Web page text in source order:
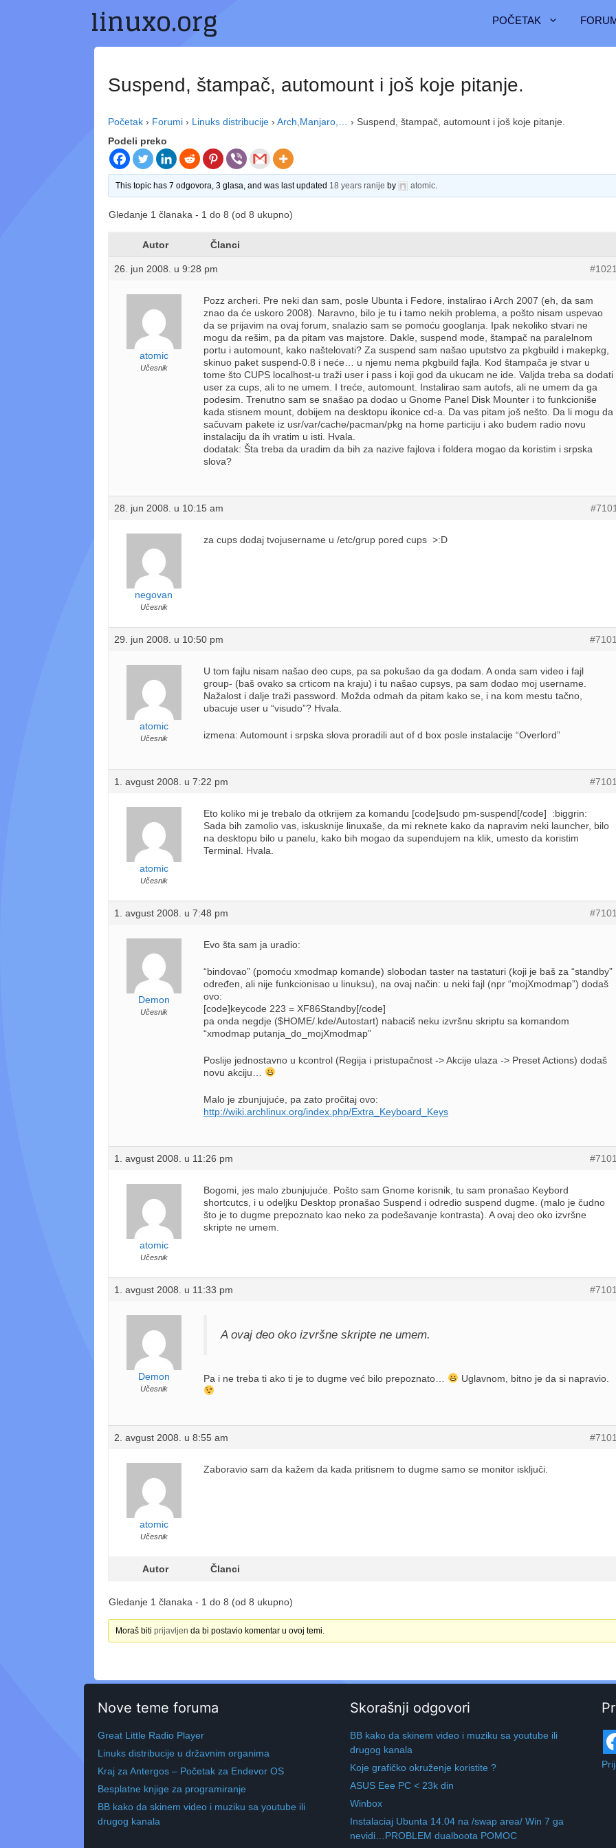
linuxo.org POČETAK
Suspend, štampač, automount i još koje pitanje.
Početak › Forumi › Linuks distribucije › Arch,Manjaro,… › Suspend, štampač, automount i još koje pitanje.
Podeli preko
This topic has 7 odgovora, 3 glasa, and was last updated 18 years ranije by atomic
Gledanje 1 članaka - 1 do 8 (od 8 ukupno)
Autor Članci
26. jun 2008. u 9:28 pm
atomic
Učesnik
Pozz archeri. Pre neki dan sam, posle Ubunta i Fedore, instalirao i Arch 2007 (eh, da sam
znao da će uskoro 2008). Naravno, bilo je tu i tamo nekih problema, a pošto nisam uspevao
da se prijavim na ovaj forum, snalazio sam se pomoću googlanja. Ipak nekoliko stvari ne
mogu da rešim, pa da pitam vas majstore. Dakle, suspend mode, štampač na paralelnom
portu i automount, kako naštelovati? Za suspend sam našao uputstvo za pkgbuild i makepkg,
skinuo paket suspend-0.8 i neće… u njemu nema pkgbuild fajla. Kod štampača je stvar u
tome što CUPS localhost-u traži user i pass i koji god da ukucam ne ide. Valjda treba sa dodati
user za cups, ali to ne umem. I treće, automount. Instalirao sam autofs, ali ne umem da ga
podesim. Trenutno sam se snašao pa dodao u Gnome Panel Disk Mounter i to funkcioniše
kada stisnem mount, dobijem na desktopu ikonice cd-a. Da vas pitam još nešto. Da li mogu da
sačuvam pakete iz usr/var/cache/pacman/pkg na home particiju i ako budem radio novu
instalaciju da ih vratim u isti. Hvala.
dodatak: Šta treba da uradim da bih za nazive fajlova i foldera mogao da koristim i srpska
slova?
28. jun 2008. u 10:15 am
negovan
Učesnik
za cups dodaj tvojusername u /etc/grup pored cups >:D
29. jun 2008. u 10:50 pm
atomic
Učesnik
U tom fajlu nisam našao deo cups, pa sa pokušao da ga dodam. A onda sam video i fajl
group- (baš ovako sa crticom na kraju) i tu našao cupsys, pa sam dodao moj username.
Nažalost i dalje traži password. Možda odmah da pitam kako se, i na kom mestu tačno,
ubacuje user u “visudo”? Hvala.
izmena: Automount i srpska slova proradili aut of d box posle instalacije “Overlord”
1. avgust 2008. u 7:22 pm
atomic
Učesnik
Eto koliko mi je trebalo da otkrijem za komandu [code]sudo pm-suspend[/code] :biggrin:
Sada bih zamolio vas, iskusknije linuxaše, da mi reknete kako da napravim neki launcher, bilo
na desktopu bilo u panelu, kako bih mogao da supendujem na klik, umesto da koristim
Terminal. Hvala.
1. avgust 2008. u 7:48 pm
Demon
Učesnik
Evo šta sam ja uradio:
“bindovao” (pomoću xmodmap komande) slobodan taster na tastaturi (koji je baš za “standby”
određen, ali nije funkcionisao u linuksu), na ovaj način: u neki fajl (npr “mojXmodmap”) dodaš
ovo:
[code]keycode 223 = XF86Standby[/code]
pa onda negdje ($HOME/.kde/Autostart) nabaciš neku izvršnu skriptu sa komandom
“xmodmap putanja_do_mojXmodmap”
Poslije jednostavno u kcontrol (Regija i pristupačnost -> Akcije ulaza -> Preset Actions) dodaš
novu akciju…
Malo je zbunjujuće, pa zato pročitaj ovo:
http://wiki.archlinux.org/index.php/Extra_Keyboard_Keys
1. avgust 2008. u 11:26 pm
atomic
Učesnik
Bogomi, jes malo zbunjujuće. Pošto sam Gnome korisnik, tu sam pronašao Keybord
shortcutcs, i u odeljku Desktop pronašao Suspend i odredio suspend dugme. (malo je čudno
što je to dugme prepoznato kao neko za podešavanje kontrasta). A ovaj deo oko izvršne
skripte ne umem.
1. avgust 2008. u 11:33 pm
Demon
Učesnik
A ovaj deo oko izvršne skripte ne umem.
Pa i ne treba ti ako ti je to dugme već bilo prepoznato… Uglavnom, bitno je da si napravio.
2. avgust 2008. u 8:55 am
atomic
Učesnik
Zaboravio sam da kažem da kada pritisnem to dugme samo se monitor isključi.
Autor Članci
Gledanje 1 članaka - 1 do 8 (od 8 ukupno)
Moraš bitiprijavljen da bi postavio komentar u ovoj temi.
Nove teme foruma
Great Little Radio Player
Linuks distribucije u državnim organima
Kraj za Antergos – Početak za Endevor OS
Besplatne knjige za programiranje
BB kako da skinem video i muziku sa youtube ili
drugog kanala
Skorašnji odgovori
BB kako da skinem video i muziku sa youtube ili
drugog kanala
Koje grafičko okruženje koristite ?
ASUS Eee PC < 23k din
Winbox
Instalaciaj Ubunta 14.04 na /swap area/ Win 7 ga
nevidi…PROBLEM dualboota POMOC